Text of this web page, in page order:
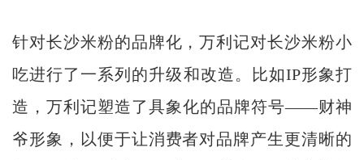
针对长沙米粉的品牌化，万利记对长沙米粉小
吃进行了一系列的升级和改造。比如IP形象打
造，万利记塑造了具象化的品牌符号——财神
爷形象，以便于让消费者对品牌产生更清晰的